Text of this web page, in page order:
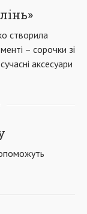
створила
– сорочки зі
аксесуари